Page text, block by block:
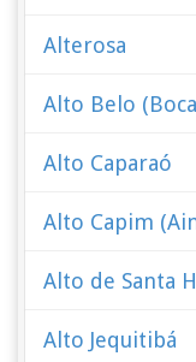
Alterosa
Alto Belo
Alto Caparaó
Alto Capim
Alto de Santa
Alto Jequitibá